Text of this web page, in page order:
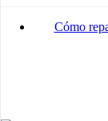
Cómo